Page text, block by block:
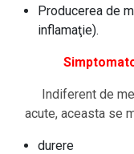
Producerea de
inflamaţie).
Indiferent de
acute, aceasta se
durere